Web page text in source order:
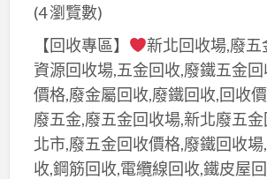
(4 瀏覽數)
【回收專區】
新北回收場,廢
資源回收場,五金回收,廢鐵五金
價格,廢金屬回收,廢鐵回收,回收
廢五金,廢五金回收場,新北廢五
北市,廢五金回收價格,廢鐵回收場
收,鋼筋回收,電纜線回收,鐵皮屋